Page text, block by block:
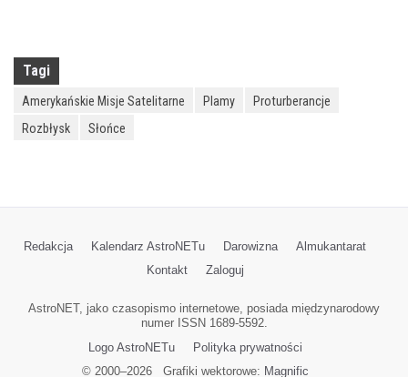
Tagi
Amerykańskie Misje Satelitarne Plamy
Proturberancje
Rozbłysk
Słońce
Redakcja Kalendarz AstroNETu Darowizna
Almukantarat
Kontakt
Zaloguj
AstroNET, jako czasopismo internetowe, posiada międzynarodowy
numer ISSN 1689-5592.
Logo AstroNETu
Polityka prywatności
© 2000–2026Grafiki wektorowe: Magnific